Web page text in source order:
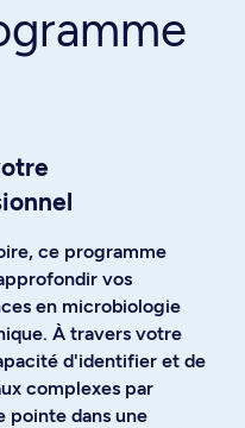
ce programme
vos
en microbiologie
À travers votre
d'identifier et de
complexes par
pointe dans une